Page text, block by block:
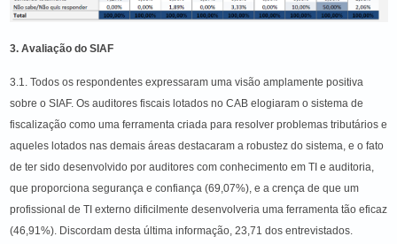
3. Avaliação do SIAF
3.1. Todos os respondentes expressaram uma visão amplamente positiva
sobre o SIAF. Os auditores fiscais lotados no CAB elogiaram o sistema de
fiscalização como uma ferramenta criada para resolver problemas tributários e
aqueles lotados nas demais áreas destacaram a robustez do sistema, e o fato
de ter sido desenvolvido por auditores com conhecimento em TI e auditoria,
que proporciona segurança e confiança (69,07%), e a crença de que um
profissional de TI externo dificilmente desenvolveria uma ferramenta tão eficaz
(46,91%). Discordam desta última informação, 23,71 dos entrevistados.